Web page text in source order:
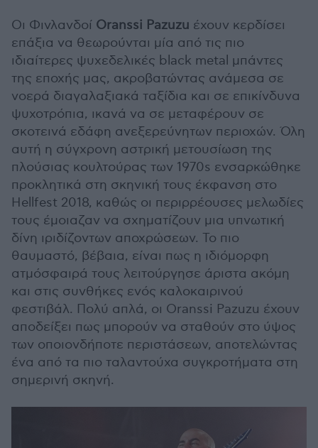
Οι Φινλανδοί Oranssi Pazuzu έχουν κερδίσει
επάξια να θεωρούνται μία από τις πιο
ιδιαίτερες ψυχεδελικές black metal μπάντες
της εποχής μας, ακροβατώντας ανάμεσα σε
νοερά διαγαλαξιακά ταξίδια και σε επικίνδυνα
ψυχοτρόπια, ικανά να σε μεταφέρουν σε
σκοτεινά εδάφη ανεξερεύνητων περιοχών. Όλη
αυτή η σύγχρονη αστρική μετουσίωση της
πλούσιας κουλτούρας των 1970s ενσαρκώθηκε
προκλητικά στη σκηνική τους έκφανση στο
Hellfest 2018, καθώς οι περιρρέουσες μελωδίες
τους έμοιαζαν να σχηματίζουν μια υπνωτική
δίνη ιριδίζοντων αποχρώσεων. Το πιο
θαυμαστό, βέβαια, είναι πως η ιδιόμορφη
ατμόσφαιρά τους λειτούργησε άριστα ακόμη
και στις συνθήκες ενός καλοκαιρινού
φεστιβάλ. Πολύ απλά, οι Oranssi Pazuzu έχουν
αποδείξει πως μπορούν να σταθούν στο ύψος
των οποιονδήποτε περιστάσεων, αποτελώντας
ένα από τα πιο ταλαντούχα συγκροτήματα στη
σημερινή σκηνή.